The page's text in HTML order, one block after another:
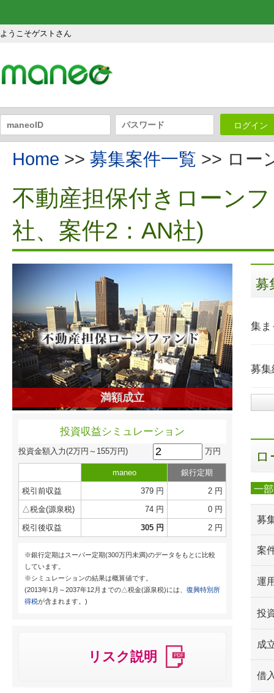
ようこそゲストさん
ログイン
Home >> 募集案件一覧 >> ロー
不動産担保付きローン
社、案件2：AN社)
満額成立
投資収益シミュレーション
投資金額入力(2万円～155万円) 万円
maneo
銀行定期
税引前収益
379 円
2 円
△税金(源泉税)
74 円
0 円
税引後収益
305 円 2 円
※銀行定期はスーパー定期(300万円未満)のデータをもとに比較
しています。
※シミュレーションの結果は概算値です。
(2013年1月～2037年12月までの△税金(源泉税)には、 復興特別所
得税が含まれます。)
リスク説明
募
集ま
募集
一
募
案
運
投
成
借